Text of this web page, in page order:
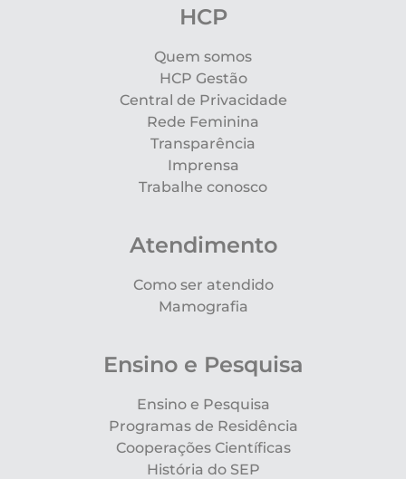
HCP
Quem somos
HCP Gestão
Central de Privacidade
Rede Feminina
Transparência
Imprensa
Trabalhe conosco
Atendimento
Como ser atendido
Mamografia
Ensino e Pesquisa
Ensino e Pesquisa
Programas de Residência
Cooperações Científicas
História do SEP